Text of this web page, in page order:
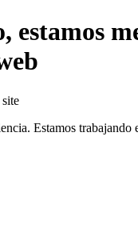
estamos
Estamos trabajando